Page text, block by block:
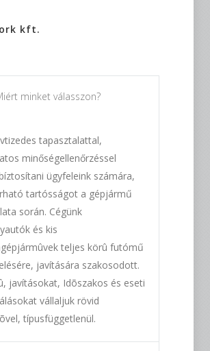
kft.
minket válasszon?
tapasztalattal,
minőségellenőrzéssel
ügyfeleink számára,
tartósságot a gépjármű
során. Cégünk
és kis
teljes körû futómű
javítására szakosodott.
javításokat, Idõszakos és eseti
vállaljuk rövid
típusfüggetlenül.